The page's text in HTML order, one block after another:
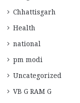
Chhattisgarh
Health
national
pm modi
Uncategorized
VB G RAM G